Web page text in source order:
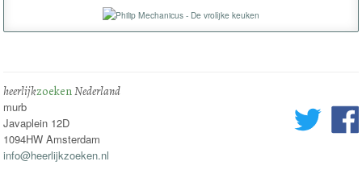
heerlijkzoekenNederland
murb
Javaplein 12D
1094HW Amsterdam
info@heerlijkzoeken.nl